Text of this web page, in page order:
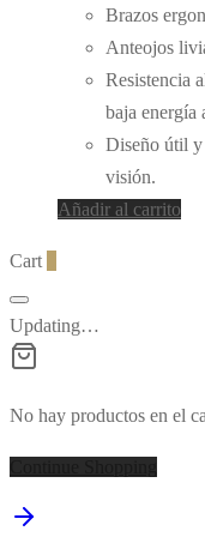
Brazos
Anteojos
Resistencia
baja energía
Diseño útil y
visión.
Añadir al carrito
Cart
Updating…
No hay productos en el